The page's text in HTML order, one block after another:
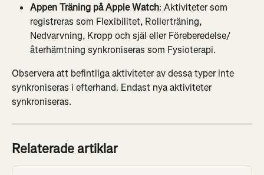
Appen Träning på Apple Watch: Aktiviteter som
registreras som Flexibilitet, Rollerträning,
Nedvarvning, Kropp och själ eller Föreberedelse/
återhämtning synkroniseras som Fysioterapi.
Observera att befintliga aktiviteter av dessa typer inte
synkroniseras i efterhand. Endast nya aktiviteter
synkroniseras.
Relaterade artiklar